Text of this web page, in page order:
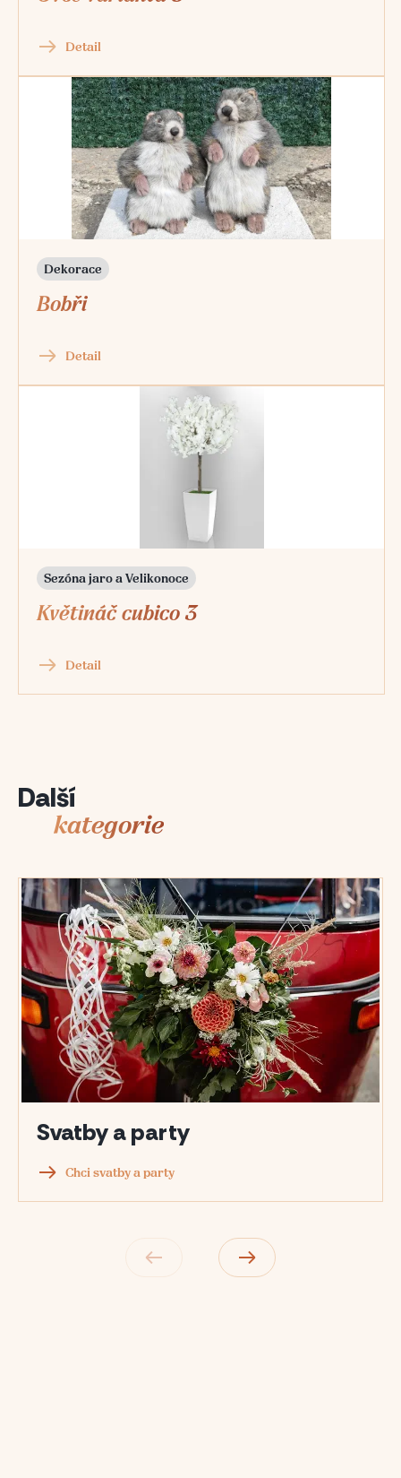
Detail
Dekorace
Bobři
Detail
Sezóna jaro a Velikonoce
Květináč cubico 3
Detail
Další
kategorie
Svatby a party
Chci svatby a party